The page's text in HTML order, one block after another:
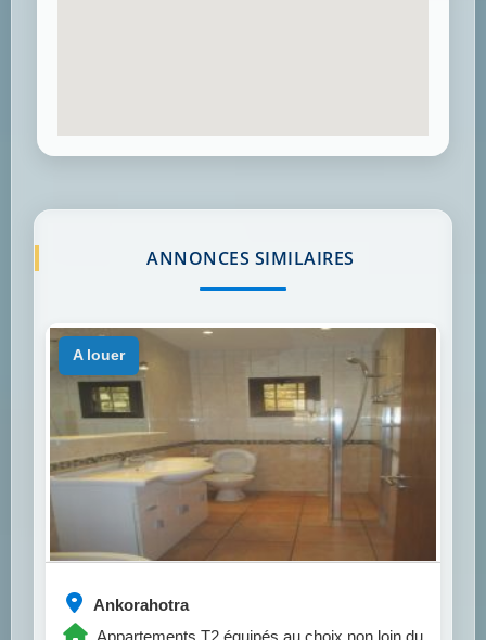
ANNONCES SIMILAIRES
Ankorahotra
Appartements T2 équipés au choix non loin du
a louer